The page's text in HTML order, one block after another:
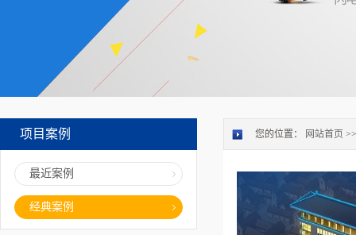
项目案例
最近案例
经典案例
您的位置： 网站首页 >>